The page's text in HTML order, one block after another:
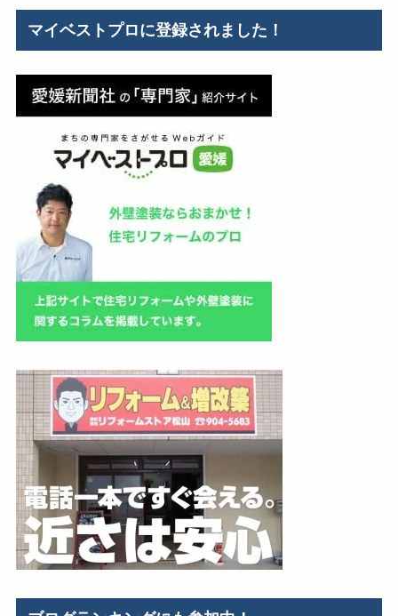
マイベストプロに登録されました！